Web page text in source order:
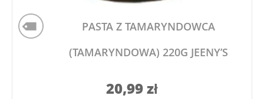
PASTA Z TAMARYNDOWCA
(TAMARYNDOWA) 220G JEENY’S
20,99zł